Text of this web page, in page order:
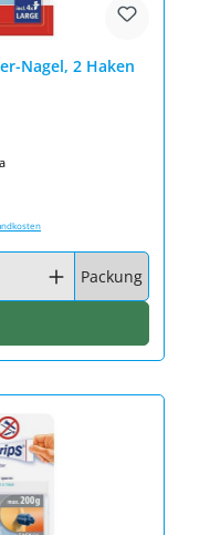
Nagel, 2 Haken
Preis:
ein oder benutze die
Packung